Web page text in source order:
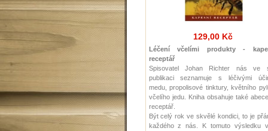
129,00 Kč
Léčení včelími produkty -
receptář
Spisovatel Johan Richter nás ve
publikaci seznamuje s léčivými
medu, propolisové tinktury, květního
včelího jedu. Kniha obsahuje také
receptář.
Být celý rok ve skvělé kondici, to je
každého z nás. K tomuto výsledku